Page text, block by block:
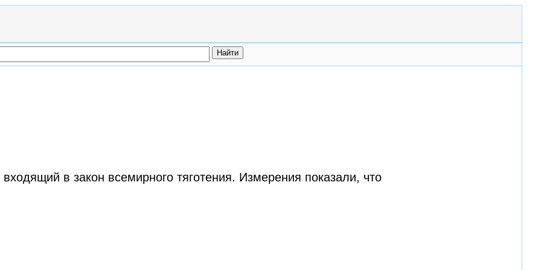
входящий в закон всемирного тяготения. Измерения показали, что